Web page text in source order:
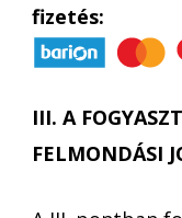
fizetés:
III. A
FELMONDÁSI